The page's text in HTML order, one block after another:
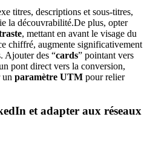
titres, descriptions et sous-titres,
la découvrabilité.De plus, opter
, mettant en avant le visage du
chiffré, augmente significativement
Ajouter des “cards” pointant vers
pont direct vers la conversion,
un paramètre UTM pour relier
et adapter aux réseaux